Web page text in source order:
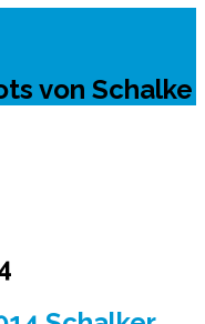
von Schalke